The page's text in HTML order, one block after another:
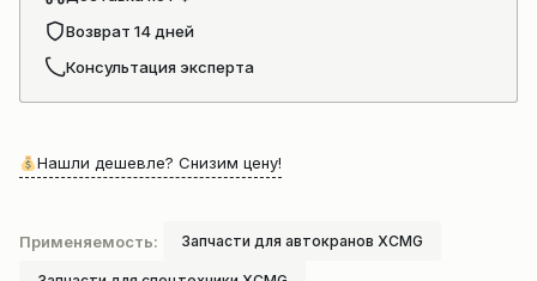
Возврат 14 дней
Консультация эксперта
Нашли дешевле? Снизим цену!
Применяемость: Запчасти для автокранов XCMG